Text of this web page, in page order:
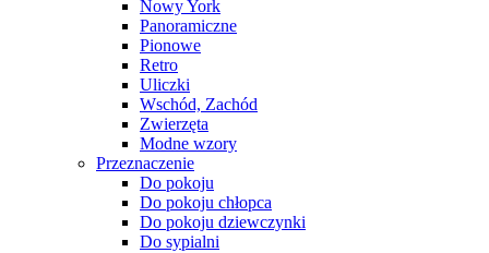
Nowy York
Panoramiczne
Pionowe
Retro
Uliczki
Wschód, Zachód
Zwierzęta
Modne wzory
Przeznaczenie
Do pokoju
Do pokoju chłopca
Do pokoju dziewczynki
Do sypialni